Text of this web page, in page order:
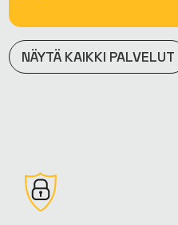
NÄYTÄ KAIKKI PALVELUT